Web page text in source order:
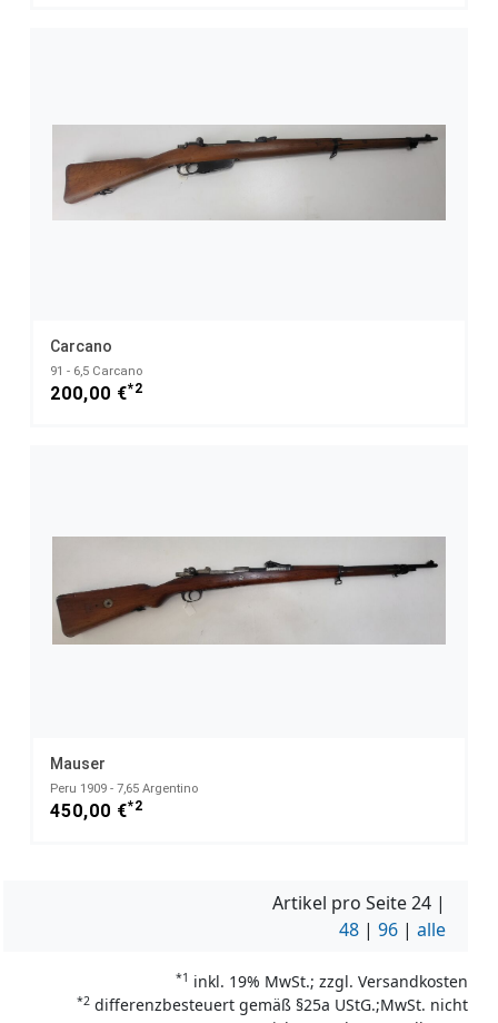
Carcano
91 - 6,5 Carcano
200,00 €*2
Mauser
Peru 1909 - 7,65 Argentino
450,00 €*2
Artikel pro Seite24 |
48 | 96 | alle
*1 inkl. 19% MwSt.; zzgl. Versandkosten
*2 differenzbesteuert gemäß §25a UStG.;MwSt. nicht